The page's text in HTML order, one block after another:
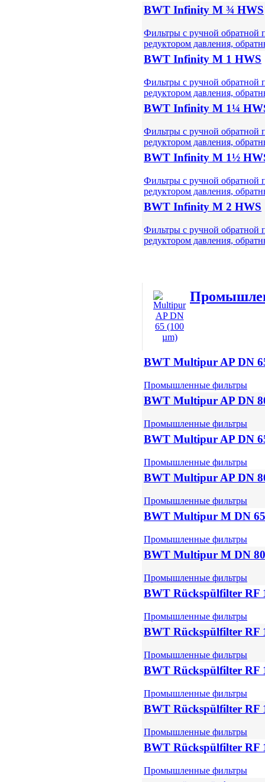
BWT Infinity M ¾ HWS
Фильтры с ручной обратной
редуктором давления,
BWT Infinity M 1 HWS
Фильтры с ручной обратной
редуктором давления,
BWT Infinity M 1¼
Фильтры с ручной обратной
редуктором давления,
BWT Infinity M 1½
Фильтры с ручной обратной
редуктором давления,
BWT Infinity M 2 HWS
Фильтры с ручной обратной
редуктором давления,
BWT Multipur AP DN
Промышленные фильтры
BWT Multipur AP DN
Промышленные фильтры
BWT Multipur AP DN
Промышленные фильтры
BWT Multipur AP DN
Промышленные фильтры
BWT Multipur M DN 65
Промышленные фильтры
BWT Multipur M DN 80
Промышленные фильтры
BWT Rückspülfilter RF
Промышленные фильтры
BWT Rückspülfilter RF
Промышленные фильтры
BWT Rückspülfilter RF
Промышленные фильтры
BWT Rückspülfilter RF
Промышленные фильтры
BWT Rückspülfilter RF
Промышленные фильтры